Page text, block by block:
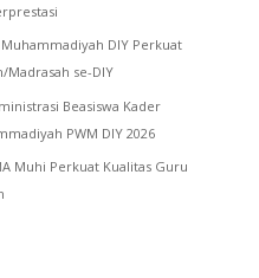
DIY Perkuat
Madrasah se-DIY
Beasiswa Kader
PWM DIY 2026
Muhi Perkuat Kualitas Guru